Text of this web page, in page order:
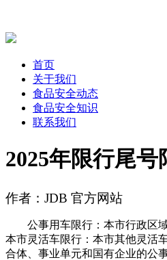
首页
关于我们
食品安全动态
食品安全知识
联系我们
2025年限行尾
作者：JDB 官方网站
公事用车限行：本市行政区域
本市灵活车限行：本市其他灵活
合体、事业单元和国有企业的公